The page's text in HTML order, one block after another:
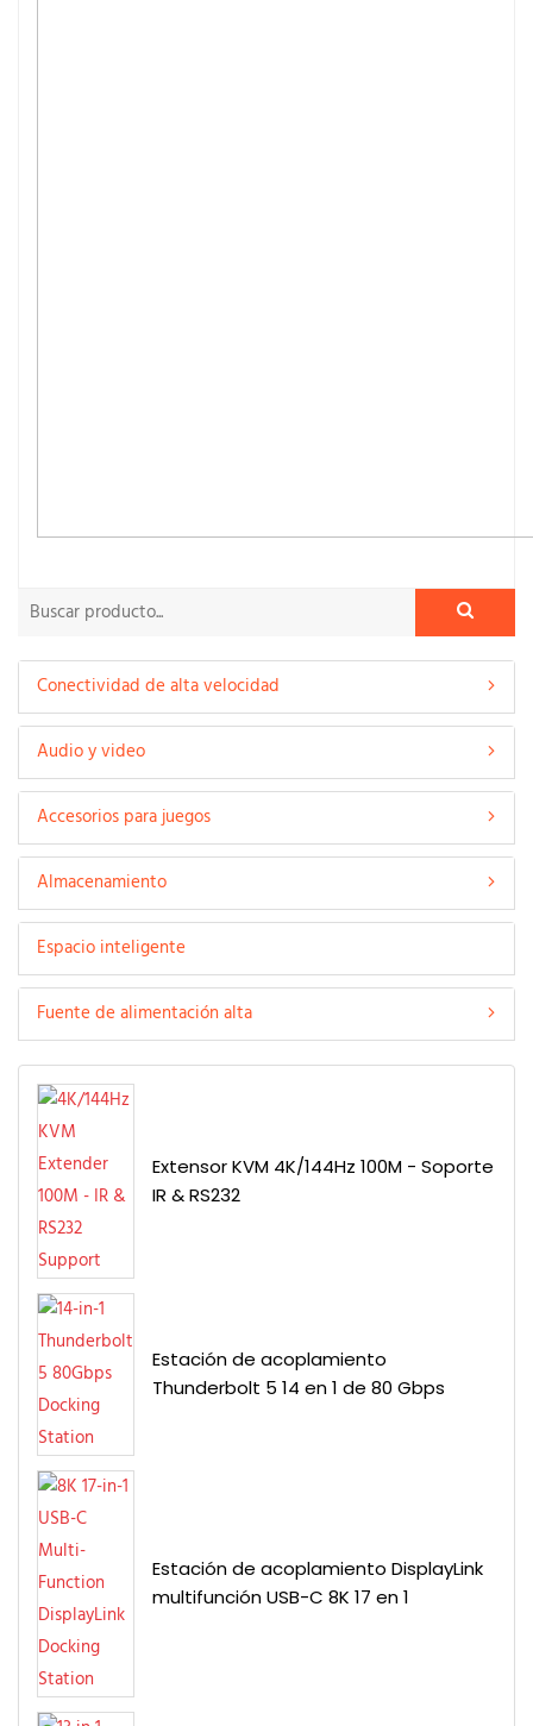
Conectividad de alta velocidad
Audio y video
Accesorios para juegos
Almacenamiento
Espacio inteligente
Fuente de alimentación alta
Extensor KVM 4K/144Hz 100M - Soporte
IR & RS232
Estación de acoplamiento
Thunderbolt 5 14 en 1 de 80 Gbps
Estación de acoplamiento DisplayLink
multifunción USB-C 8K 17 en 1